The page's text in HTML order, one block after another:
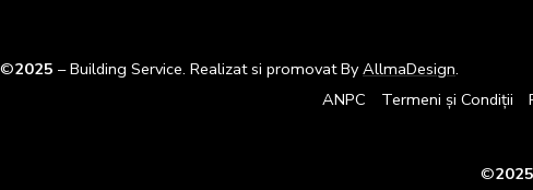
©2025 – Building Service. Realizat si promovat ByAllmaDesign.
ANPC
Termeni și Condiții
©2025